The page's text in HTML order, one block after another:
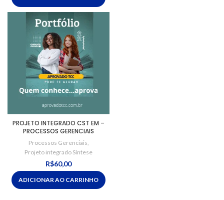
PROJETO INTEGRADO CST EM –
PROCESSOS GERENCIAIS
Processos Gerenciais,
Projeto integrado Síntese
R$60,00
ADICIONAR AO CARRINHO